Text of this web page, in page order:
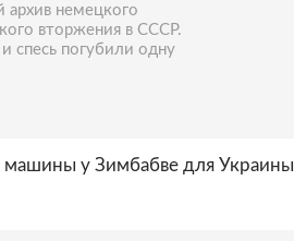
архив немецкого
вторжения в СССР.
спесь погубили одну
машины у Зимбабве для Украины